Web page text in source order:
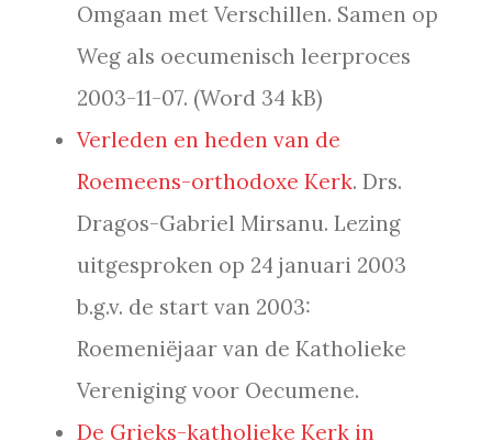
Omgaan met Verschillen. Samen op
Weg als oecumenisch leerproces
2003-11-07. (Word 34 kB)
Verleden en heden van de
Roemeens-orthodoxe Kerk. Drs.
Dragos-Gabriel Mirsanu. Lezing
uitgesproken op 24 januari 2003
b.g.v. de start van 2003:
Roemeniëjaar van de Katholieke
Vereniging voor Oecumene.
De Grieks-katholieke Kerk in